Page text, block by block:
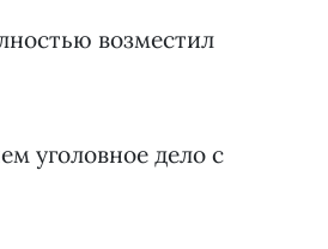
возместил
уголовное дело с